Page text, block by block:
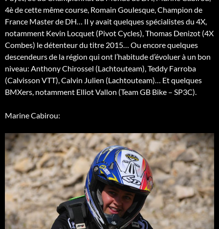
4è de cette même course, Romain Goulesque, Champion de
France Master de DH… Il y avait quelques spécialistes du 4X,
notamment Kevin Locquet (Pivot Cycles), Thomas Denizot (4X
Combes) le détenteur du titre 2015… Ou encore quelques
descendeurs de la région qui ont l’habitude d’évoluer à un bon
niveau: Anthony Chirossel (Lachtouteam), Teddy Farroba
(Calvisson VTT), Calvin Julien (Lachtouteam)… Et quelques
BMXers, notamment Elliot Vallon (Team GB Bike – SP3C).
Marine Cabirou: